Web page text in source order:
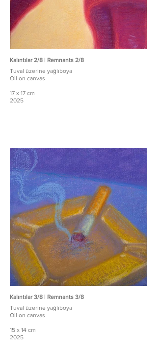
Kalıntılar 2/8 | Remnants 2/8
Tuval üzerine yağlıboya
Oil on canvas
17 x 17 cm
2025
Kalıntılar 3/8 | Remnants 3/8
Tuval üzerine yağlıboya
Oil on canvas
15 x 14 cm
2025